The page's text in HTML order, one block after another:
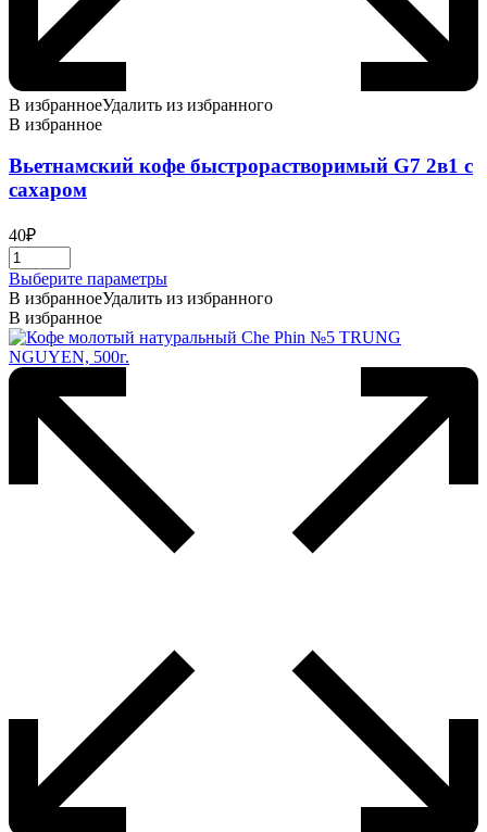
В избранноеУдалить из избранного
В избранное
Вьетнамский кофе быстрорастворимый G7 2в1 с
сахаром
40₽
Выберите параметрыЭтот
товар
несколько
В избранноеУдалить из избранного
В избранное